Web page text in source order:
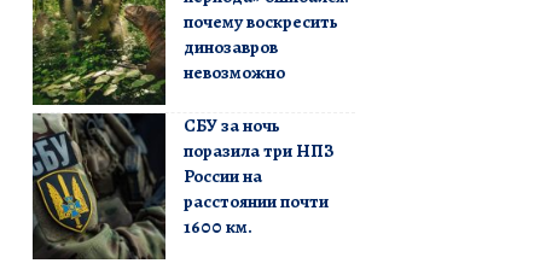
почему воскресить
динозавров
невозможно
СБУ за ночь
поразила три НПЗ
России на
расстоянии почти
1600 км.